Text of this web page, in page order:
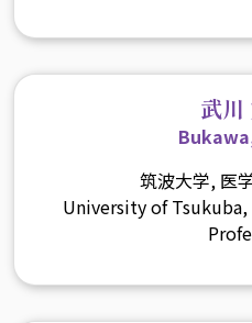
武川
筑波大学, 医
University of